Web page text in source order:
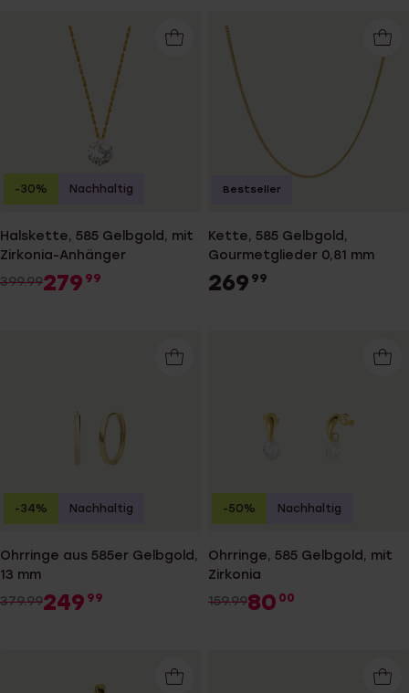
Halskette, 585 Gelbgold, mit
Zirkonia-Anhänger
399.99279 99
-30% Nachhaltig
Kette, 585 Gelbgold,
Gourmetglieder 0,81 mm
269 99
Bestseller
Ohrringe aus 585er Gelbgold,
13 mm
379.99249 99
-34% Nachhaltig
Ohrringe, 585 Gelbgold, mit
Zirkonia
159.9980 00
-50% Nachhaltig